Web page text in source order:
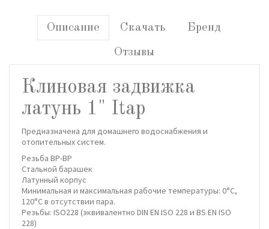
Описание Скачать Бренд
Отзывы
Клиновая задвижка
латунь 1" Itap
Предназначена для домашнего водоснабжения и
отопительных систем.
Резьба ВР-ВР
Стальной барашек
Латунный корпус
Минимальная и максимальная рабочие температуры: 0°C,
120°C в отсутствии пара.
Резьбы: ISO228 (эквивалентно DIN EN ISO 228 и BS EN ISO
228)